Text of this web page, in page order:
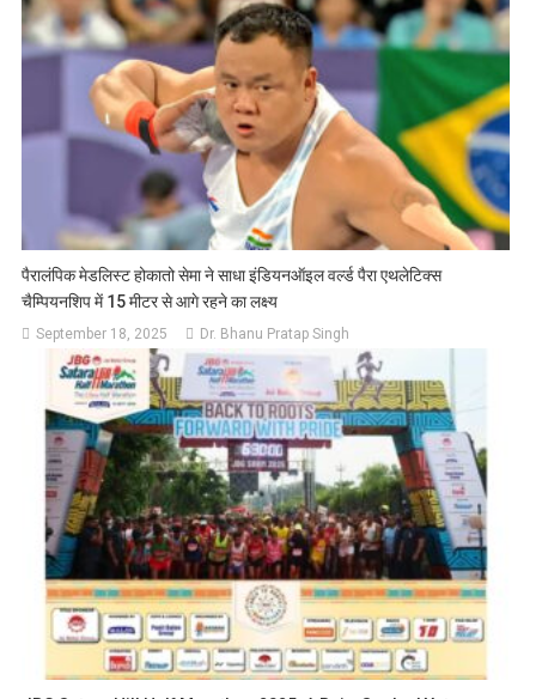
पैरालंपिक मेडलिस्ट होकातो सेमा ने साधा इंडियनऑइल वर्ल्ड पैरा एथलेटिक्स
चैम्पियनशिप में 15 मीटर से आगे रहने का लक्ष्य
September 18, 2025 Dr. Bhanu Pratap Singh